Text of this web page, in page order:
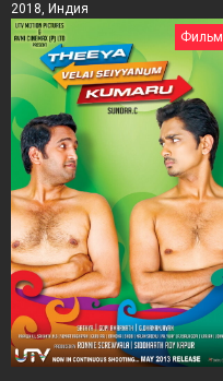
2018, Индия
Фильм